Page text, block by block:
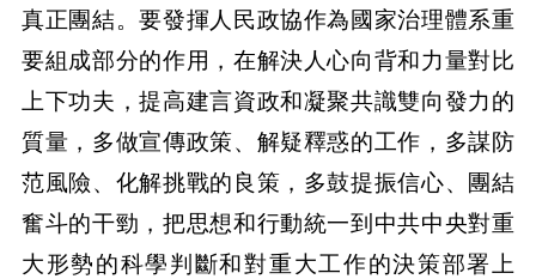
真正團結。要發揮人民政協作為國家治理體系重
要組成部分的作用，在解決人心向背和力量對比
上下功夫，提高建言資政和凝聚共識雙向發力的
質量，多做宣傳政策、解疑釋惑的工作，多謀防
范風險、化解挑戰的良策，多鼓提振信心、團結
奮斗的干勁，把思想和行動統一到中共中央對重
大形勢的科學判斷和對重大工作的決策部署上